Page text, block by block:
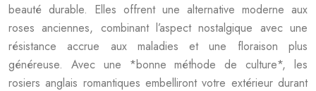
beauté durable. Elles offrent une alternative moderne aux
roses anciennes, combinant l’aspect nostalgique avec une
résistance accrue aux maladies et une floraison plus
généreuse. Avec une *bonne méthode de culture*, les
rosiers anglais romantiques embelliront votre extérieur durant